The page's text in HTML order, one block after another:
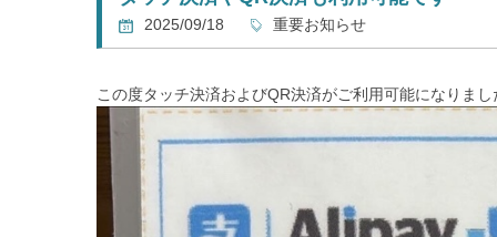
2025/09/18 重要お知らせ
この度タッチ決済およびQR決済がご利用可能になりまし